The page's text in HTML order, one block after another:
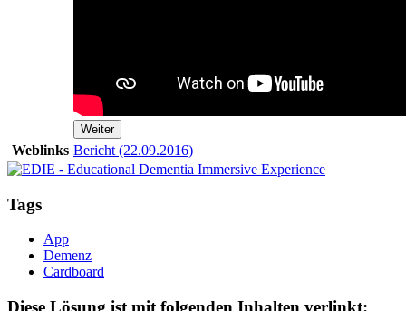
Weiter
Weblinks Bericht (22.09.2016)
Tags
App
Demenz
Cardboard
Diese Lösung ist mit folgenden Inhalten verlinkt: